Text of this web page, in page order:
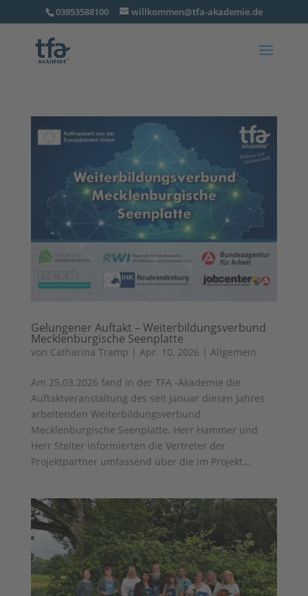
03953588100 willkommen@tfa-akademie.de
Gelungener Auftakt – Weiterbildungsverbund
Mecklenburgische Seenplatte
von Catharina Tramp | Apr. 10, 2026 | Allgemein
Am 25.03.2026 fand in der TFA -Akademie die
Auftaktveranstaltung des seit Januar diesen Jahres
arbeitenden Weiterbildungsverbund
Mecklenburgische Seenplatte. Herr Hammer und
Herr Stelter informierten die Vertreter der
Projektpartner umfassend über die im Projekt...